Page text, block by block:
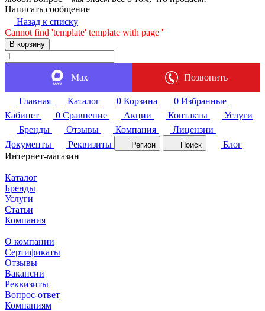
Написать сообщение
Назад к списку
Cannot find 'template' template with page ''
В корзину
Max Позвонить
Главная Каталог 0 Корзина 0 Избранные
Кабинет
0 Сравнение Акции Контакты
Услуги
Бренды
Отзывы Компания
Лицензии
Документы
Реквизиты Регион Поиск
Блог
Интернет-магазин
Каталог
Бренды
Услуги
Статьи
Компания
О компании
Сертификаты
Отзывы
Вакансии
Реквизиты
Вопрос-ответ
Компаниям